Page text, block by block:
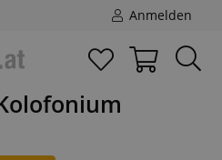
Anmelden